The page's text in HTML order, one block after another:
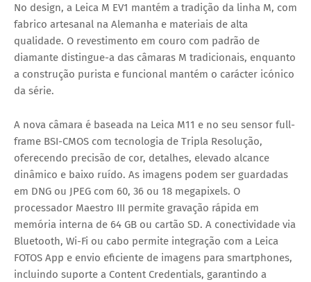
No design, a Leica M EV1 mantém a tradição da linha M, com
fabrico artesanal na Alemanha e materiais de alta
qualidade. O revestimento em couro com padrão de
diamante distingue-a das câmaras M tradicionais, enquanto
a construção purista e funcional mantém o carácter icónico
da série.
A nova câmara é baseada na Leica M11 e no seu sensor full-
frame BSI-CMOS com tecnologia de Tripla Resolução,
oferecendo precisão de cor, detalhes, elevado alcance
dinâmico e baixo ruído. As imagens podem ser guardadas
em DNG ou JPEG com 60, 36 ou 18 megapixels. O
processador Maestro III permite gravação rápida em
memória interna de 64 GB ou cartão SD. A conectividade via
Bluetooth, Wi-Fi ou cabo permite integração com a Leica
FOTOS App e envio eficiente de imagens para smartphones,
incluindo suporte a Content Credentials, garantindo a